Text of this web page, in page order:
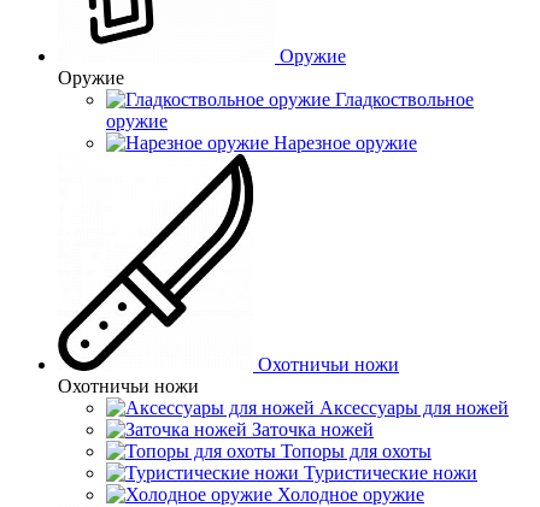
Оружие
Оружие
Гладкоствольное
оружие
Нарезное оружие
Охотничьи ножи
Охотничьи ножи
Аксессуары для ножей
Заточка ножей
Топоры для охоты
Туристические ножи
Холодное оружие